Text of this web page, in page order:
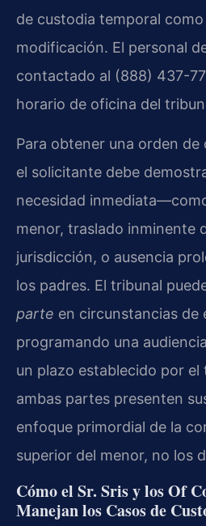
de custodia temporal
modificación. El personal
contactado al (888) 437-
horario de oficina del
Para obtener una orden
el solicitante debe
necesidad
menor, traslado inminente
jurisdicción, o ausencia
los padres. El tribunal
parte en circunstancias de
programando una
un plazo establecido por el
ambas partes presenten
enfoque primordial de la
superior del menor, no los
Cómo el Sr. Sris y los Of
Manejan los Casos de